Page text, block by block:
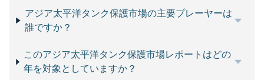
アジア太平洋タンク保護市場の主要プレーヤーは
誰ですか？
このアジア太平洋タンク保護市場レポートはどの
年を対象としていますか？